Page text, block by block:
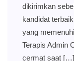
dikirimkan
kandidat
yang
Terapis Admin
cermat saat […]